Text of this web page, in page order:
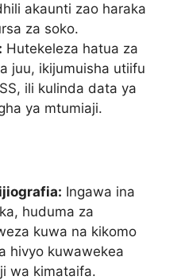
akaunti zao haraka
za soko.
Hutekeleza hatua za
juu, ikijumuisha utiifu
ili kulinda data ya
ya mtumiaji.
Ingawa ina
huduma za
kuwa na kikomo
hivyo kuwawekea
wa kimataifa.